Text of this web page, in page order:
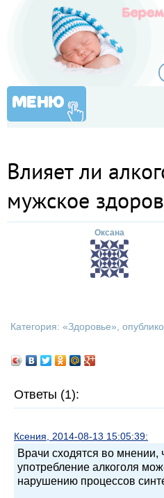
МЕНЮ
Влияет ли
мужское
Оксана
Категория: «Здоровье»,
Ответы (1):
Ксения, 2014-08-13 15:05:39:
Врачи сходятся во мнении,
употребление алкоголя
нарушению процессов